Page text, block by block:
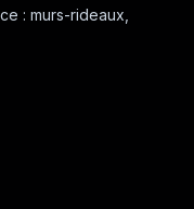
: murs-rideaux,